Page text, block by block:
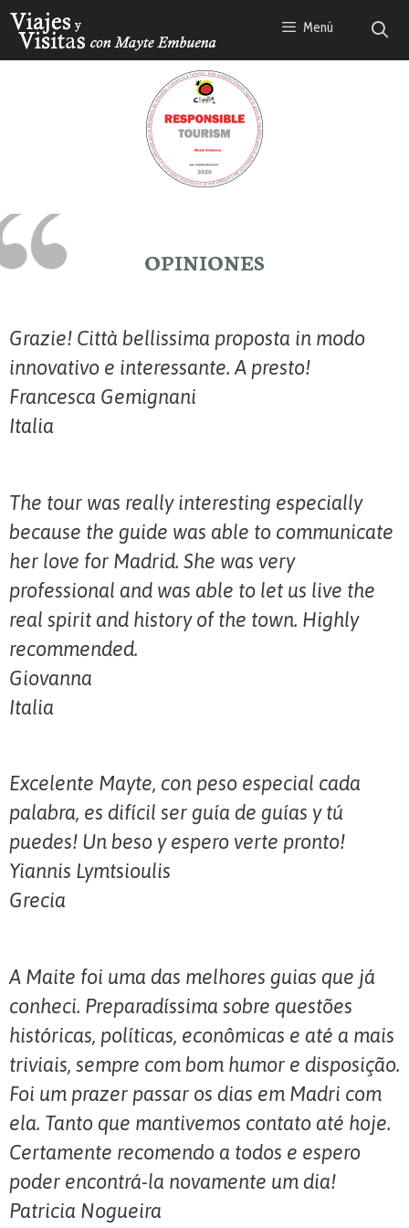
Saltar
contenido
Menú
OPINIONES
Grazie! Città bellissima proposta in modo
innovativo e interessante. A presto!
Francesca Gemignani
Italia
The tour was really interesting especially
because the guide was able to communicate
her love for Madrid. She was very
professional and was able to let us live the
real spirit and history of the town. Highly
recommended.
Giovanna
Italia
Excelente Mayte, con peso especial cada
palabra, es difícil ser guía de guías y tú
puedes! Un beso y espero verte pronto!
Yiannis Lymtsioulis
Grecia
A Maite foi uma das melhores guias que já
conheci. Preparadíssima sobre questões
históricas, políticas, econômicas e até a mais
triviais, sempre com bom humor e disposição.
Foi um prazer passar os dias em Madri com
ela. Tanto que mantivemos contato até hoje.
Certamente recomendo a todos e espero
poder encontrá-la novamente um dia!
Patricia Nogueira